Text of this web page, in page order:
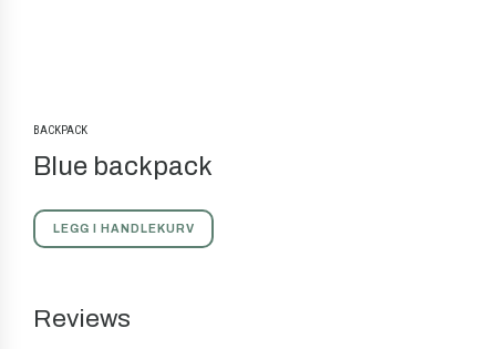
BACKPACK
Blue backpack
LEGG I HANDLEKURV
Reviews